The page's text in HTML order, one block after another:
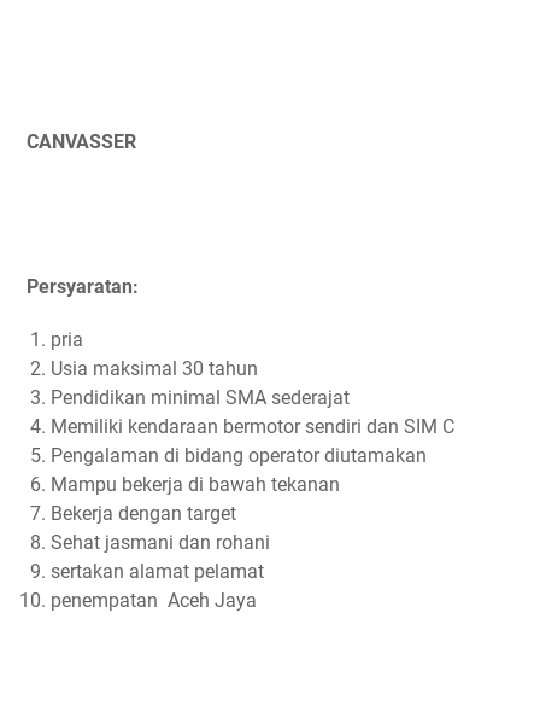
CANVASSER
Persyaratan:
pria
Usia maksimal 30 tahun
Pendidikan minimal SMA sederajat
Memiliki kendaraan bermotor sendiri dan SIM C
Pengalaman di bidang operator diutamakan
Mampu bekerja di bawah tekanan
Bekerja dengan target
Sehat jasmani dan rohani
sertakan alamat pelamat
penempatan Aceh Jaya